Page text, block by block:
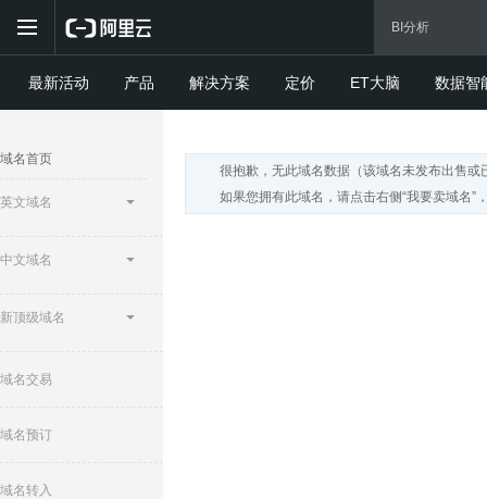
最新活动 产品 解决方案 定价 ET大脑 数据智
域名首页
英文域名
中文域名
新顶级域名
域名交易
域名预订
域名转入
很抱歉，无此域名数据（该域名未发布出售或
如果您拥有此域名，请点击右侧“我要卖域名”